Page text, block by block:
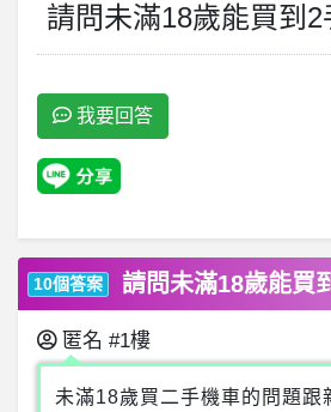
請問未滿18歲能買到
我要回答
10個答案 請問未滿18歲能買
匿名 #1樓
未滿18歲買二手機車的問題跟